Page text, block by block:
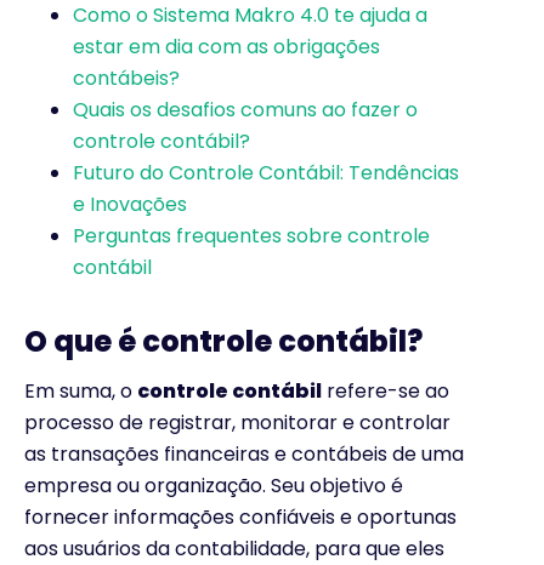
Como o Sistema Makro 4.0 te ajuda a
estar em dia com as obrigações
contábeis?
Quais os desafios comuns ao fazer o
controle contábil?
Futuro do Controle Contábil: Tendências
e Inovações
Perguntas frequentes sobre controle
contábil
O que é controle contábil?
Em suma, o controle contábil refere-se ao
processo de registrar, monitorar e controlar
as transações financeiras e contábeis de uma
empresa ou organização. Seu objetivo é
fornecer informações confiáveis e oportunas
aos usuários da contabilidade, para que eles